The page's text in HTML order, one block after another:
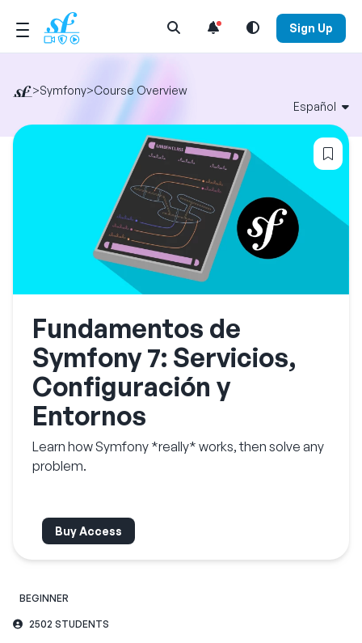
Open Search Menu Sign Up
>Symfony>Course Overview
Español
Fundamentos de
Symfony 7: Servicios,
Configuración y
Entornos
Learn how Symfony *really* works, then solve any
problem.
Buy Access
BEGINNER
2502 STUDENTS